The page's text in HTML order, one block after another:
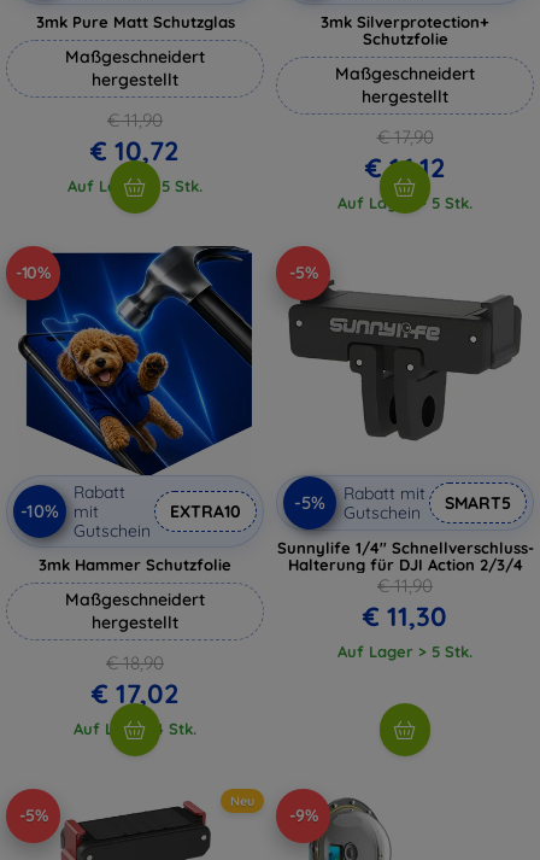
3mk Pure Matt Schutzglas
Maßgeschneidert
hergestellt
€ 11,90
€ 10,72
Auf Lager > 5 Stk.
3mk Silverprotection+
Schutzfolie
Maßgeschneidert
hergestellt
€ 17,90
€ 16,12
Auf Lager > 5 Stk.
-10%
-10%
Rabatt
mit
Gutschein
EXTRA10
3mk Hammer Schutzfolie
Maßgeschneidert
hergestellt
€ 18,90
€ 17,02
Auf Lager 4 Stk.
-5%
-5%
Rabatt mit
Gutschein
SMART5
Sunnylife 1/4'' Schnellverschluss-
Halterung für DJI Action 2/3/4
€ 11,90
€ 11,30
Auf Lager > 5 Stk.
-5%
Neu
-9%